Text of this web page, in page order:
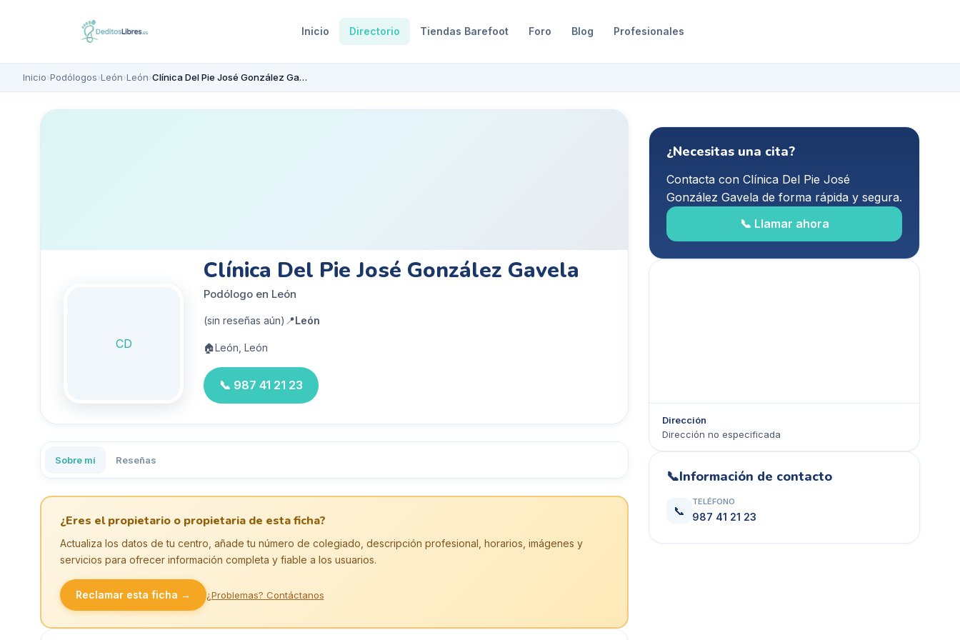
Inicio Directorio Tiendas Barefoot Foro Blog Profesionales
Inicio›Podólogos›León›León› Clínica Del Pie José González Gavela
CD
Clínica Del Pie José González Gavela
Podólogo en León
(sin reseñas aún) 📍León
🏠León, León
📞 987 41 21 23
Sobre mí Reseñas
¿Eres el propietario o propietaria de esta ficha?
Actualiza los datos de tu centro, añade tu número de colegiado, descripción profesional, horarios, imágenes y
servicios para ofrecer información completa y fiable a los usuarios.
Reclamar esta ficha → ¿Problemas? Contáctanos
¿Necesitas una cita?
Contacta con Clínica Del Pie José
González Gavela de forma rápida y segura.
📞 Llamar ahora
Dirección
Dirección no especificada
📞Información de contacto
📞
TELÉFONO
987 41 21 23